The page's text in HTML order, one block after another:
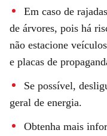
Em caso de
de árvores, pois há
não estacione
e placas de
Se possível,
geral de energia.
Obtenha mais